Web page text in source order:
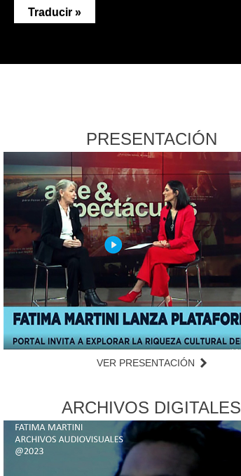
PRESENTACIÓN
VER PRESENTACIÓN
ARCHIVOS DIGITALES
Traducir »